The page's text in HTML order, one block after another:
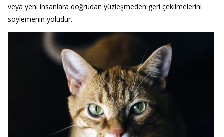
veya yeni insanlara doğrudan yüzleşmeden geri çekilmelerini
söylemenin yoludur.